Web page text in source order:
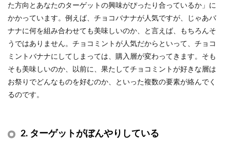
た方向とあなたのターゲットの興味がぴったり合っているか」に
かかっています。例えば、チョコバナナが人気ですが、じゃあバ
ナナに何を組み合わせても美味しいのか、と言えば、もちろんそ
うではありません。チョコミントが人気だからといって、チョコ
ミントバナナにしてしまっては、購入層が変わってきます。そも
そも美味しいのか、以前に、果たしてチョコミントが好きな層は
お祭りでどんなものを好むのか、といった複数の要素が絡んでく
るのです。
2. ターゲットがぼんやりしている